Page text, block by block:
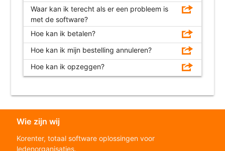
Waar kan ik terecht als er een probleem is
met de software?
Hoe kan ik betalen?
Hoe kan ik mijn bestelling annuleren?
Hoe kan ik opzeggen?
Wie zijn wij
Korenter, totaal software oplossingen voor
ledenorganisaties.